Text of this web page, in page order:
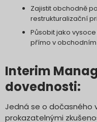
Zajistit obchodně
restrukturalizační
Působit jako
přímo v
Interim
dovednosti:
Jedná se o dočasného
prokazatelnými